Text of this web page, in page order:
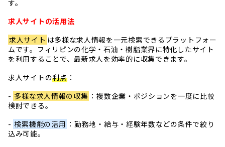
す。
求人サイトの活用法
求人サイト は多様な求人情報を一元検索できるプラットフォー
ムです。フィリピンの化学・石油・樹脂業界に特化したサイト
を利用することで、最新求人を効率的に収集できます。
求人サイトの利点：
- 多様な求人情報の収集 ：複数企業・ポジションを一度に比較
検討できる。
- 検索機能の活用 ：勤務地・給与・経験年数などの条件で絞り
込み可能。